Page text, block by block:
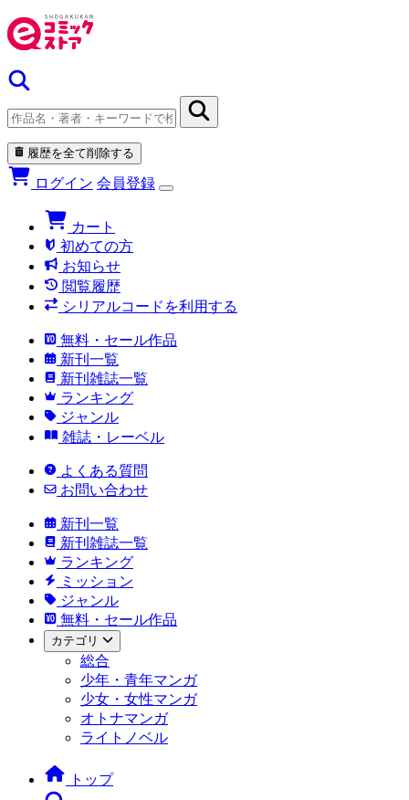
履歴を全て削除する
ログイン 会員登録
カート
初めての方
お知らせ
閲覧履歴
シリアルコードを利用する
無料・セール作品
新刊一覧
新刊雑誌一覧
ランキング
ジャンル
雑誌・レーベル
よくある質問
お問い合わせ
新刊一覧
新刊雑誌一覧
ランキング
ミッション
ジャンル
無料・セール作品
カテゴリ
総合
少年・青年マンガ
少女・女性マンガ
オトナマンガ
ライトノベル
トップ